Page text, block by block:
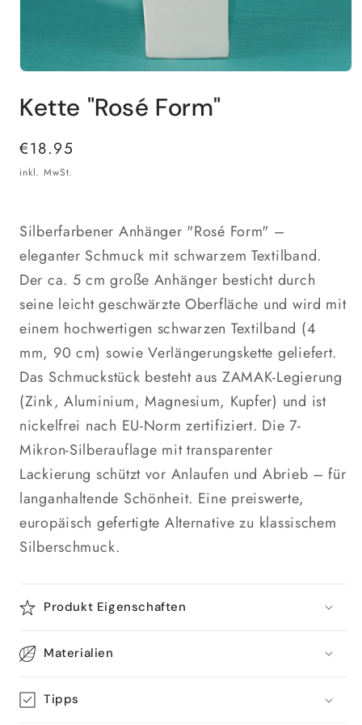
in
Modal
Kette "Rosé Form"
Normaler
Preis
€18.95
inkl. MwSt.
Silberfarbener Anhänger "Rosé Form" –
eleganter Schmuck mit schwarzem Textilband.
Der ca. 5 cm große Anhänger besticht durch
seine leicht geschwärzte Oberfläche und wird mit
einem hochwertigen schwarzen Textilband (4
mm, 90 cm) sowie Verlängerungskette geliefert.
Das Schmuckstück besteht aus ZAMAK-Legierung
(Zink, Aluminium, Magnesium, Kupfer) und ist
nickelfrei nach EU-Norm zertifiziert. Die 7-
Mikron-Silberauflage mit transparenter
Lackierung schützt vor Anlaufen und Abrieb – für
langanhaltende Schönheit. Eine preiswerte,
europäisch gefertigte Alternative zu klassischem
Silberschmuck.
Produkt Eigenschaften
Materialien
Tipps